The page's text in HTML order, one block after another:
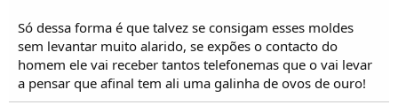
Só dessa forma é que talvez se consigam esses moldes
sem levantar muito alarido, se expões o contacto do
homem ele vai receber tantos telefonemas que o vai levar
a pensar que afinal tem ali uma galinha de ovos de ouro!